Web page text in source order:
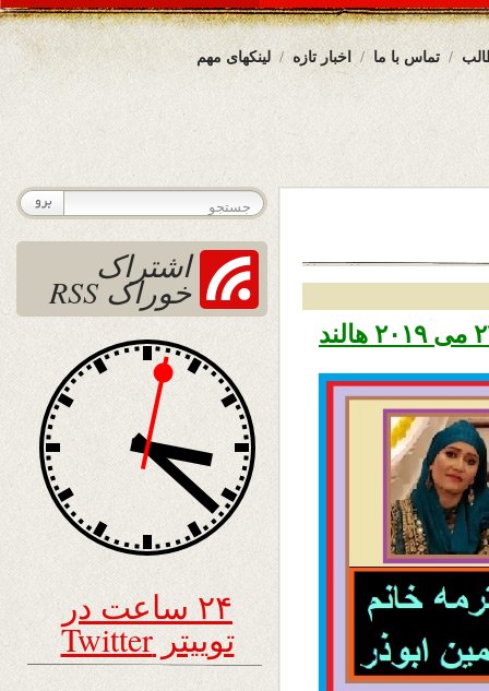
لینکهای مهم اخبار تازه تماس با ما
اشتراک
خوراک RSS
۲۴ ساعت در
توییتر Twitter